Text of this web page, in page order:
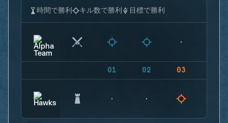
時間で勝利 キル数で勝利 目標で勝利
01 02 03